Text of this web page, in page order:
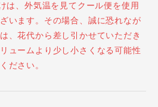
は、外気温を見てクール便を使用
います。その場合、誠に恐れなが
、花代から差し引かせていただき
ュームより少し小さくなる可能性
ださい。